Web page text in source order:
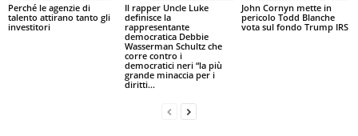
Perché le agenzie di
talento attirano tanto gli
investitori
Il rapper Uncle Luke
definisce la
rappresentante
democratica Debbie
Wasserman Schultz che
corre contro i
democratici neri “la più
grande minaccia per i
diritti...
John Cornyn mette in
pericolo Todd Blanche
vota sul fondo Trump IRS